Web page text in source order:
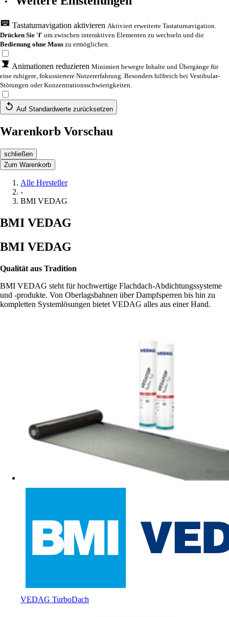
Tastaturnavigation aktivieren Aktiviert erweiterte Tastaturnavigation.
Drücken Sie 'f' um zwischen interaktiven Elementen zu wechseln und die
Bedienung ohne Maus zu ermöglichen.
Animationen reduzieren Minimiert bewegte Inhalte und Übergänge für
eine ruhigere, fokussiertere Nutzererfahrung. Besonders hilfreich bei Vestibular-
Störungen oder Konzentrationsschwierigkeiten.
Auf Standardwerte zurücksetzen
Warenkorb Vorschau
schließen
Zum Warenkorb
Alle Hersteller
-
BMI VEDAG
BMI VEDAG
BMI VEDAG
Qualität aus Tradition
BMI VEDAG steht für hochwertige Flachdach-Abdichtungssysteme
und -produkte. Von Oberlagsbahnen über Dampfsperren bis hin zu
kompletten Systemlösungen bietet VEDAG alles aus einer Hand.
VEDAG TurboDach